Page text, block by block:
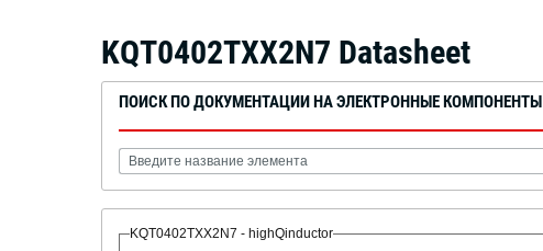
KQT0402TXX2N7 Datasheet
ПОИСК ПО ДОКУМЕНТАЦИИ НА ЭЛЕКТРОННЫЕ КОМПОНЕНТЫ
KQT0402TXX2N7 - highQinductor